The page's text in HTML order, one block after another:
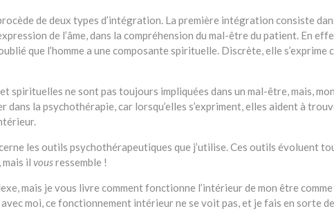
de deux types d’intégration. La première intégration consiste
de l’âme, dans la compréhension du mal-être du patient. En
que l’homme a une composante spirituelle. Discrète, elle s’exprime
spirituelles ne sont pas toujours impliquées dans un mal-être, mais,
dans la psychothérapie, car lorsqu’elles s’expriment, elles aident à
les outils psychothérapeutiques que j’utilise. Ces outils évoluent
mais il vousressemble !
mais je vous livre comment fonctionne l’intérieur de mon être
moi, ce fonctionnement intérieur ne se voit pas, et je fais en sorte